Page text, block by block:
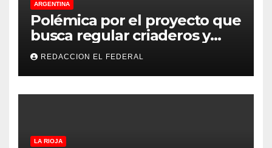
ARGENTINA
Polémica por el proyecto que
busca regular criaderos y
refugios de perros y gatos:
denuncian excesos, mientras
proteccionistas reclaman
controles más duros
REDACCION EL FEDERAL
LA RIOJA